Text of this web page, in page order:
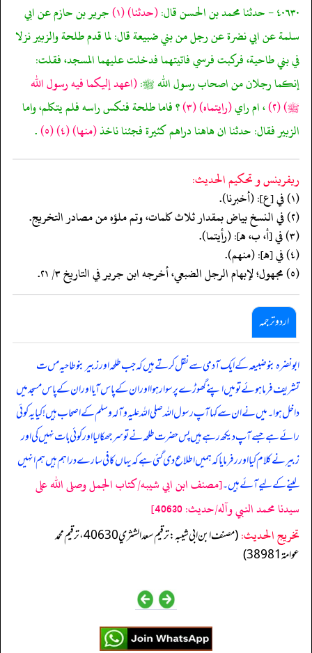
٤٠٦٣٠ - حدثنا محمد بن الحسن قال: (حدثنا)(١) جرير بن حازم عن ابي
سلمة عن ابي نضرة عن رجل من بني ضبيعة قال: لما قدم طلحة والزبير نزلا
في بني طاحية، فركبت فرسي فاتيتهما فدخلت عليهما المسجد، فقلت:
إنكما رجلان من اصحاب رسول الله ﷺ:(اعهد إليكما فيه رسول الله
ﷺ)(٢) ، ام راي(رايتماه)(٣) ؟ فاما طلحة فنكس راسه فلم يتكلم، واما
الزبير فقال: حدثنا ان هاهنا دراهم كثيرة فجئنا ناخذ(منها)(٤) (٥) .
ريفرينس و تحكيم الحدیث:
(١) في [ع]: (أخبرنا).
(٢) في النسخ بياض بمقدار ثلاث كلمات، وتم ملؤه من مصادر التخريج.
(٣) في [أ، ب، هـ]: (رأيتما).
(٤) في [هـ]: (منهم).
(٥) مجهول؛ لإبهام الرجل الضبعي، أخرجه ابن جرير في التاريخ ٣/ ٢١.
اردو ترجمہ
ابو نضرہ بنو ضبیعہ کے ایک آدمی سے نقل کرتے ہیں کہ جب طلحہ اور زبیر بنو طاحیہ مں ت
تشریف فرما ہوئے تو میں اپنے گھوڑے پر سوار ہوا اور ان کے پاس آیا اور ان کے پاس مسجد میں
داخل ہوا۔ میں نے ان سے کہا آپ رسول اللہ صلی اللہ علیہ وآلہ وسلم کے اصحاب ہیں! کیا یہ کوئی
رائے ہے جسے آپ دیکھ رہے ہیں پس حضرت طلحہ نے تو سر جھکا لیا اور کوئی بات نہیں کی اور
زبیر نے کلام کیا اور رفرمایا کہ ہمیں اطلاع دی گئی ہے کہ یہاں کافی سارے دراہم ہیں ہم انہیں
لینے کے لیے آئے ہیں۔[مصنف ابن ابي شيبه/كتاب الجمل وصلى الله على
سيدنا محمد النبي وآله/حدیث: 40630]
تخریج الحدیث:
(مصنف ابن ابي شيبه: ترقيم سعد الشثري 40630، ترقيم محمد
عوامة 38981)